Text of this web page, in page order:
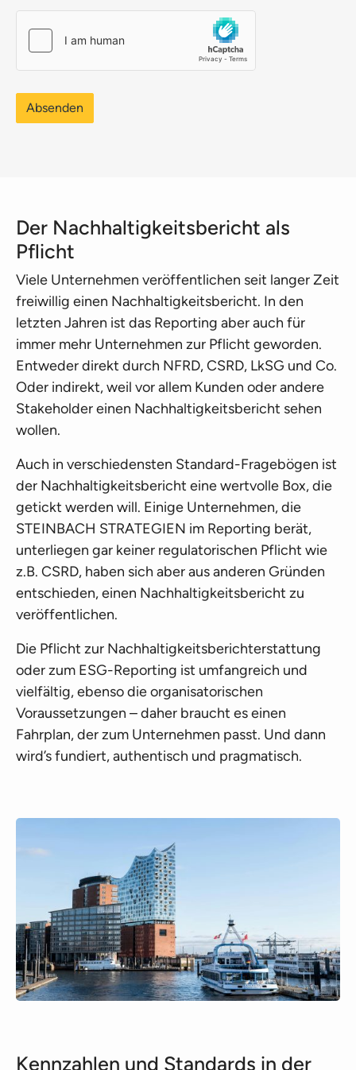
Absenden
Der Nachhaltigkeitsbericht als
Pflicht
Viele Unternehmen veröffentlichen seit langer Zeit
freiwillig einen Nachhaltigkeitsbericht. In den
letzten Jahren ist das Reporting aber auch für
immer mehr Unternehmen zur Pflicht geworden.
Entweder direkt durch NFRD, CSRD, LkSG und Co.
Oder indirekt, weil vor allem Kunden oder andere
Stakeholder einen Nachhaltigkeitsbericht sehen
wollen.
Auch in verschiedensten Standard-Fragebögen ist
der Nachhaltigkeitsbericht eine wertvolle Box, die
getickt werden will. Einige Unternehmen, die
STEINBACH STRATEGIEN im Reporting berät,
unterliegen gar keiner regulatorischen Pflicht wie
z.B. CSRD, haben sich aber aus anderen Gründen
entschieden, einen Nachhaltigkeitsbericht zu
veröffentlichen.
Die Pflicht zur Nachhaltigkeitsberichterstattung
oder zum ESG-Reporting ist umfangreich und
vielfältig, ebenso die organisatorischen
Voraussetzungen – daher braucht es einen
Fahrplan, der zum Unternehmen passt. Und dann
wird’s fundiert, authentisch und pragmatisch.
Kennzahlen und Standards in der